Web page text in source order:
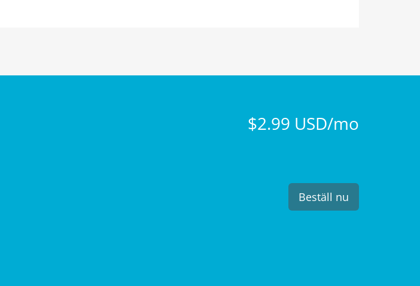
$2.99 USD/mo
Beställ nu